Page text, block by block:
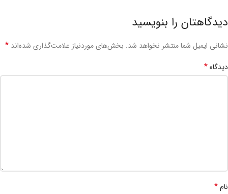
دیدگاهتان را بنویسید
نشانی ایمیل شما منتشر نخواهد شد. بخش‌های موردنیاز علامت‌گذاری شده‌اند *
دیدگاه*
نام*